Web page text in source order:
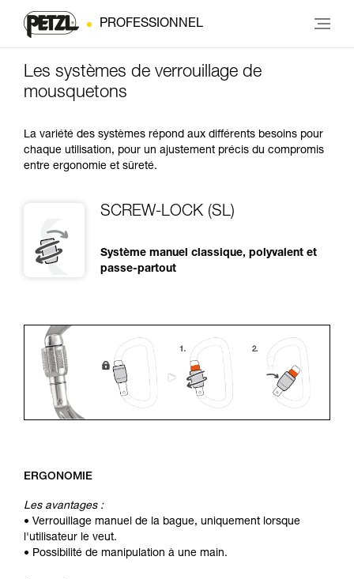
PROFESSIONNEL
Les systèmes de verrouillage de
mousquetons
La variété des systèmes répond aux différents besoins pour
chaque utilisation, pour un ajustement précis du compromis
entre ergonomie et sûreté.
SCREW-LOCK (SL)
Système manuel classique, polyvalent et
passe-partout
ERGONOMIE
Les avantages :
• Verrouillage manuel de la bague, uniquement lorsque
l'utilisateur le veut.
• Possibilité de manipulation à une main.